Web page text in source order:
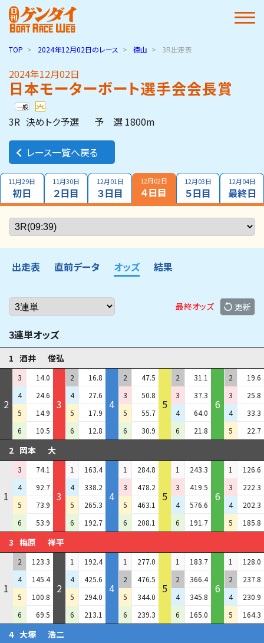
TOP 2024年12月02日のレース 徳山 3R出走表
2024年12月02日
日本モーターボート選手会会長賞
一般
3R 決めトク予選 予 選 1800m
レース一覧へ戻る
11月29日
初日
11月30日
２日目
12月01日
３日目
12月02日
４日目
12月03日
５日目
12月04日
最終日
出走表 直前データ オッズ 結果
最終オッズ 更新
3連単オッズ
1 酒井 俊弘
2
3
14.0
4
24.6
5
14.9
6
10.5
3
2
16.8
4
27.6
5
17.9
6
12.8
4
2
47.5
3
50.8
5
55.7
6
30.9
5
2
31.1
3
37.3
4
64.0
6
21.8
6
2
19.6
3
25.8
4
33.3
5
22.7
2 岡本 大
1
3
74.1
4
92.7
5
73.9
6
53.9
3
1
163.4
4
338.2
5
265.3
6
192.7
4
1
284.8
3
478.2
5
463.1
6
208.1
5
1
243.3
3
419.5
4
576.6
6
191.7
6
1
126.6
3
222.3
4
202.3
5
185.8
3 梅原 祥平
1
2
123.3
4
145.4
5
100.8
6
69.5
2
1
192.4
4
425.6
5
294.0
6
213.1
4
1
277.0
2
476.5
5
344.0
6
239.3
5
1
183.7
2
366.4
4
345.8
6
165.0
6
1
128.0
2
237.8
4
230.9
5
164.3
4 大塚 浩二